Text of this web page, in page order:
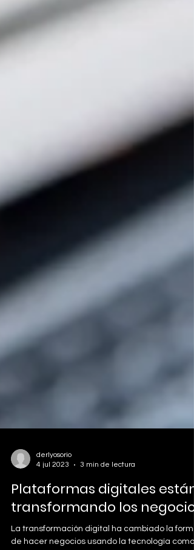
derlyosorio
4 jul 2023
3 min de lectura
Plataformas digitales están
transformando los negocios